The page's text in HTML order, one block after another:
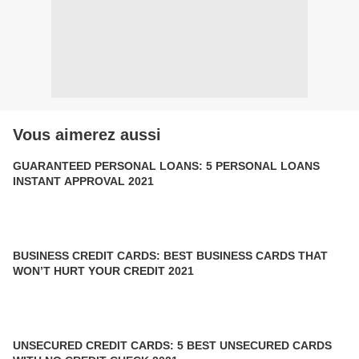
Vous aimerez aussi
GUARANTEED PERSONAL LOANS: 5 PERSONAL LOANS
INSTANT APPROVAL 2021
BUSINESS CREDIT CARDS: BEST BUSINESS CARDS THAT
WON’T HURT YOUR CREDIT 2021
UNSECURED CREDIT CARDS: 5 BEST UNSECURED CARDS